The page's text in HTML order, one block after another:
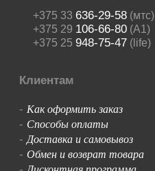
+375 33 636-29-58(мтс)
+375 29 106-66-80(A1)
+375 25 948-75-47(life)
Клиентам
- Как оформить заказ
- Способы оплаты
-Доставка и самовывоз
- Обмен и возврат товара